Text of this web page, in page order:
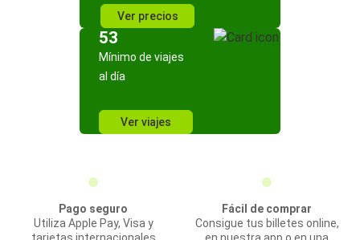
Ver precios
53
Mínimo de viajes
al día
Ver viajes
Pago seguro
Utiliza Apple Pay, Visa y
Fácil de comprar
Consigue tus billetes online,